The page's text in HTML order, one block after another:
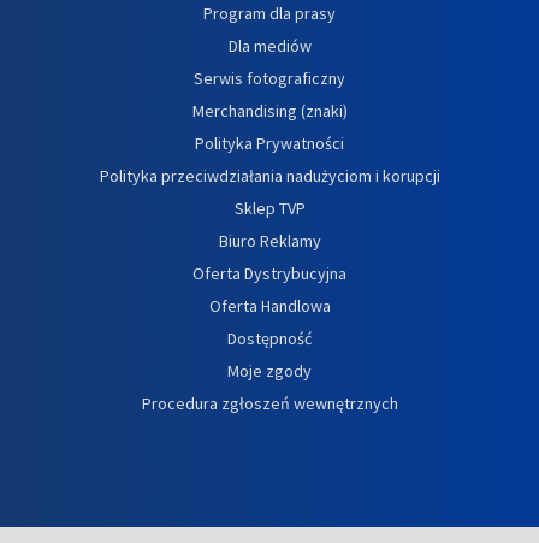
Program dla prasy
Dla mediów
Serwis fotograficzny
Merchandising (znaki)
Polityka Prywatności
Polityka przeciwdziałania nadużyciom i korupcji
Sklep TVP
Biuro Reklamy
Oferta Dystrybucyjna
Oferta Handlowa
Dostępność
Moje zgody
Procedura zgłoszeń wewnętrznych